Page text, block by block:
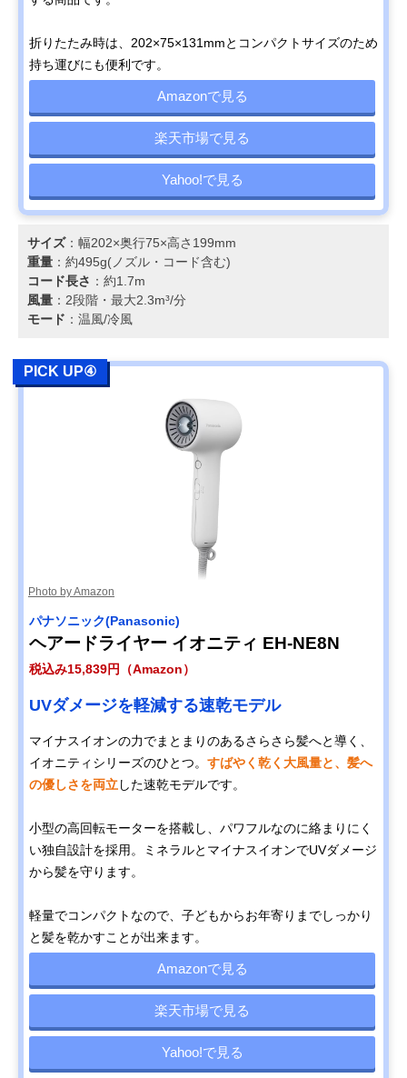
折りたたみ時は、202×75×131mmとコンパクトサイズのため
持ち運びにも便利です。
Amazonで見る
楽天市場で見る
Yahoo!で見る
サイズ：幅202×奥行75×高さ199mm
重量 ：約495g(ノズル・コード含む)
コード長さ ：約1.7m
風量 ：2段階・最大2.3m³/分
モード ：温風/冷風
PICK UP④
Photo by Amazon
パナソニック(Panasonic)
ヘアードライヤー イオニティ EH-NE8N
税込み15,839円（Amazon）
UVダメージを軽減する速乾モデル
マイナスイオンの力でまとまりのあるさらさら髪へと導く、
イオニティシリーズのひとつ。 すばやく乾く大風量と、髪へ
の優しさを両立した速乾モデルです。
小型の高回転モーターを搭載し、パワフルなのに絡まりにく
い独自設計を採用。ミネラルとマイナスイオンでUVダメージ
から髪を守ります。
軽量でコンパクトなので、子どもからお年寄りまでしっかり
と髪を乾かすことが出来ます。
Amazonで見る
楽天市場で見る
Yahoo!で見る